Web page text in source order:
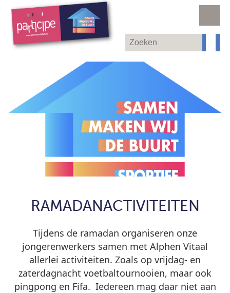
RAMADANACTIVITEITEN
Tijdens de ramadan organiseren onze
jongerenwerkers samen met Alphen Vitaal
allerlei activiteiten. Zoals op vrijdag- en
zaterdagnacht voetbaltournooien, maar ook
pingpong en Fifa. Iedereen mag daar niet aan